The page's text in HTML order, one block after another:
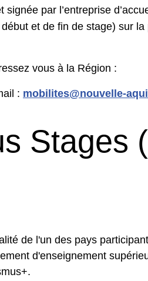
signée par l’entreprise
et de fin de stage) sur
vous à la Région :
: mobilites@nouvelle-
Stages
de l'un des pays
d'enseignement